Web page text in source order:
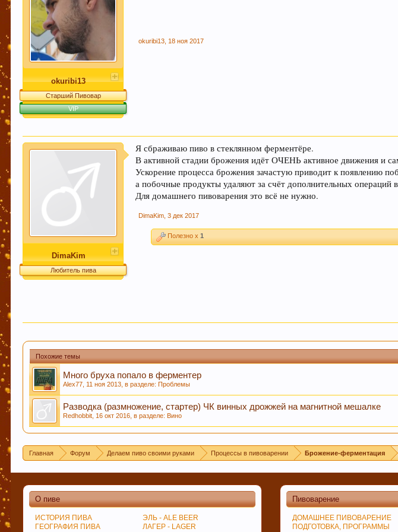
okuribi13
Старший Пивовар
VIP
okuribi13 18 ноя 2017
DimaKim
Любитель пива
Я сбраживаю пиво в стеклянном ферментёре.
В активной стадии брожения идёт ОЧЕНЬ активное движения и
Ускорение процесса брожения зачастую приводит к появлению
а побочные продукты удаляют за счёт дополнительных операций
Для домашнего пивоварения это всё не нужно.
DimaKim 3 дек 2017
Полезно x1
Похожие темы
Много бруха попало в ферментер
Alex77 11 ноя 2013 , в разделе:Проблемы
Разводка (размножение, стартер) ЧК винных дрожжей на магнитной мешалке
Redhobbit 16 окт 2016 , в разделе:Вино
Главная Форум Делаем пиво своими руками Процессы в пивоварении Брожение-ферментация
О пиве
ИСТОРИЯ ПИВА
ГЕОГРАФИЯ ПИВА
ЭЛЬ - ALE BEER
ЛАГЕР - LAGER
Пивоварение
ДОМАШНЕЕ ПИВОВАРЕНИЕ
ПОДГОТОВКА, ПРОГРАММЫ